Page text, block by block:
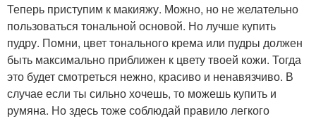
Теперь приступим к макияжу. Можно, но не желательно
пользоваться тональной основой. Но лучше купить
пудру. Помни, цвет тонального крема или пудры должен
быть максимально приближен к цвету твоей кожи. Тогда
это будет смотреться нежно, красиво и ненавязчиво. В
случае если ты сильно хочешь, то можешь купить и
румяна. Но здесь тоже соблюдай правило легкого